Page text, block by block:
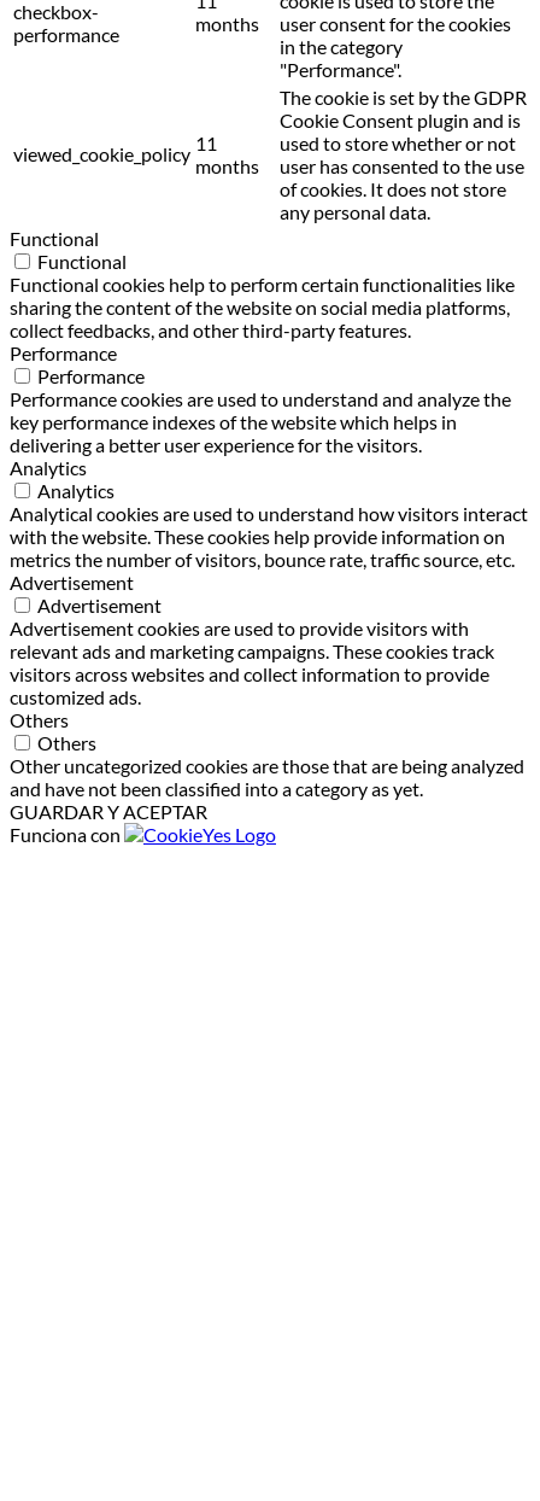
checkbox-
performance
months
user consent for the cookies
in the category
"Performance".
viewed_cookie_policy 11
months
The cookie is set by the GDPR
Cookie Consent plugin and is
used to store whether or not
user has consented to the use
of cookies. It does not store
any personal data.
Functional
Functional
Functional cookies help to perform certain functionalities like
sharing the content of the website on social media platforms,
collect feedbacks, and other third-party features.
Performance
Performance
Performance cookies are used to understand and analyze the
key performance indexes of the website which helps in
delivering a better user experience for the visitors.
Analytics
Analytics
Analytical cookies are used to understand how visitors interact
with the website. These cookies help provide information on
metrics the number of visitors, bounce rate, traffic source, etc.
Advertisement
Advertisement
Advertisement cookies are used to provide visitors with
relevant ads and marketing campaigns. These cookies track
visitors across websites and collect information to provide
customized ads.
Others
Others
Other uncategorized cookies are those that are being analyzed
and have not been classified into a category as yet.
GUARDAR Y ACEPTAR
Funciona con